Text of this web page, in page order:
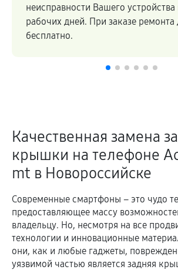
закупая комплектующие по
Высокое качество
подтверждается гарантией.
Качественная замена
крышки на телефоне
mt в Новороссийске
Современные смартфоны – это чудо
предоставляющее массу
владельцу. Но, несмотря на все
технологии и инновационные
они, как и любые гаджеты,
уязвимой частью является задняя